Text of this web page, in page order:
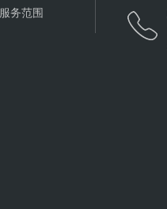
彩涂卷-天津
服务范围